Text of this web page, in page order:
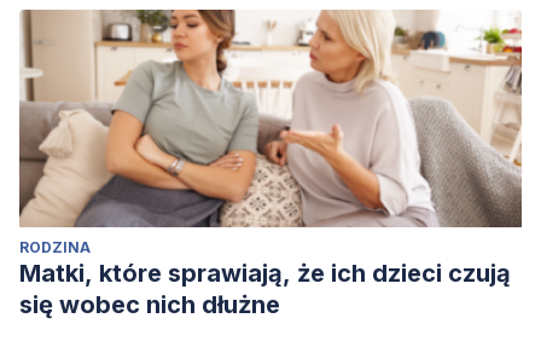
RODZINA
Matki, które sprawiają, że ich dzieci czują
się wobec nich dłużne